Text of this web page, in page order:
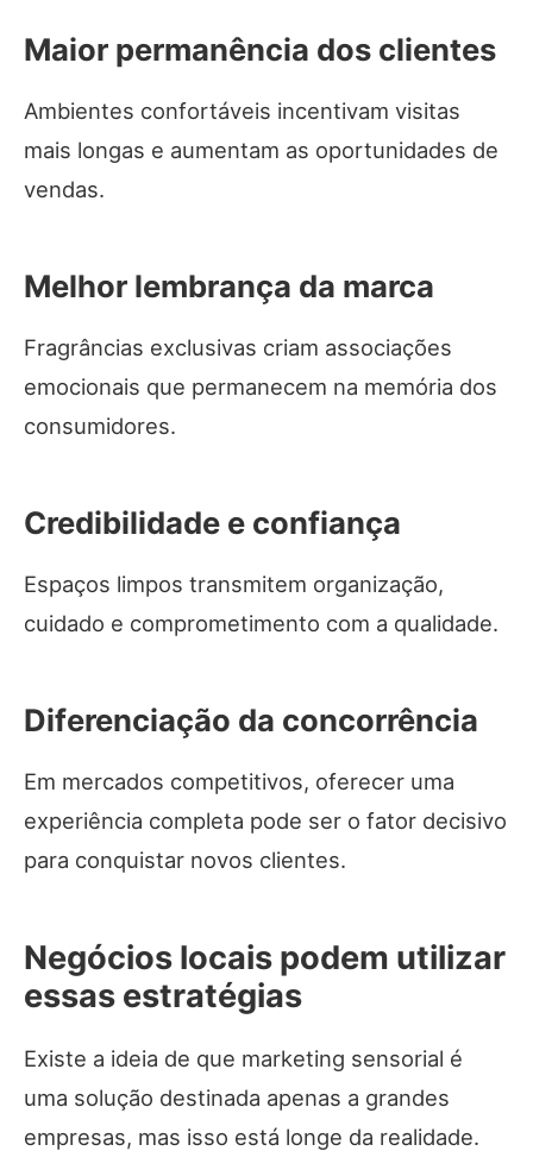
Maior permanência dos clientes
Ambientes confortáveis incentivam visitas
mais longas e aumentam as oportunidades de
vendas.
Melhor lembrança da marca
Fragrâncias exclusivas criam associações
emocionais que permanecem na memória dos
consumidores.
Credibilidade e confiança
Espaços limpos transmitem organização,
cuidado e comprometimento com a qualidade.
Diferenciação da concorrência
Em mercados competitivos, oferecer uma
experiência completa pode ser o fator decisivo
para conquistar novos clientes.
Negócios locais podem utilizar
essas estratégias
Existe a ideia de que marketing sensorial é
uma solução destinada apenas a grandes
empresas, mas isso está longe da realidade.